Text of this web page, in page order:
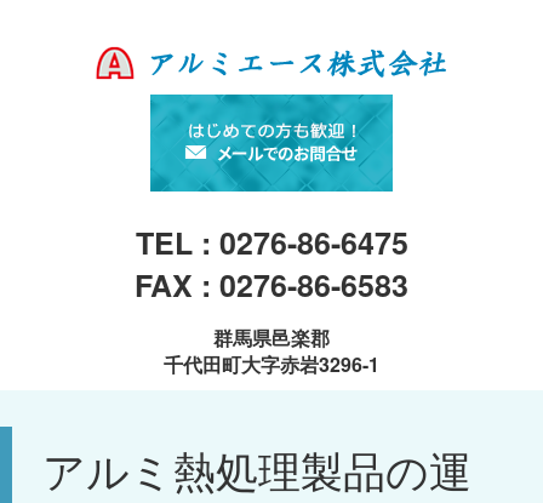
TEL : 0276-86-6475
FAX : 0276-86-6583
群馬県邑楽郡
千代田町大字赤岩3296-1
アルミ熱処理製品の運